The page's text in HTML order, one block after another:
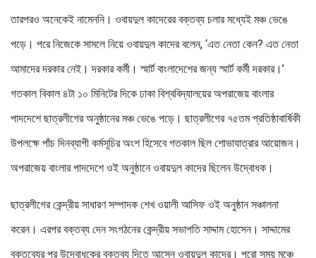
তারপরও অনেকেই নামেননি। ওবায়দুল কাদেরের বক্তব্য চলার মধ্যেই মঞ্চ ভেঙে
পড়ে। পরে নিজেকে সামলে নিয়ে ওবায়দুল কাদের বলেন, ‘এত নেতা কেন? এত নেতা
আমাদের দরকার নেই। দরকার কর্মী। স্মার্ট বাংলাদেশের জন্য স্মার্ট কর্মী দরকার।’
গতকাল বিকাল ৪টা ১০ মিনিটের দিকে ঢাকা বিশ্ববিদ্যালয়ের অপরাজেয় বাংলার
পাদদেশে ছাত্রলীগের অনুষ্ঠানের মঞ্চ ভেঙে পড়ে। ছাত্রলীগের ৭৫তম প্রতিষ্ঠাবার্ষিকী
উপলক্ষে পাঁচ দিনব্যাপী কর্মসূচির অংশ হিসেবে গতকাল ছিল শোভাযাত্রার আয়োজন।
অপরাজেয় বাংলার পাদদেশে ওই অনুষ্ঠানে ওবায়দুল কাদের ছিলেন উদ্বোধক।
ছাত্রলীগের কেন্দ্রীয় সাধারণ সম্পাদক শেখ ওয়ালী আসিফ ওই অনুষ্ঠান সঞ্চালনা
করেন। এরপর বক্তব্য দেন সংগঠনের কেন্দ্রীয় সভাপতি সাদ্দাম হোসেন। সাদ্দামের
বক্তব্যের পর উদ্বোধকের বক্তব্য দিতে আসেন ওবায়দুল কাদের। পুরো সময় মঞ্চে